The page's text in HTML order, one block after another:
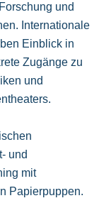
und
Internationale
Einblick in
Zugänge zu
und
und
mit
Papierpuppen.